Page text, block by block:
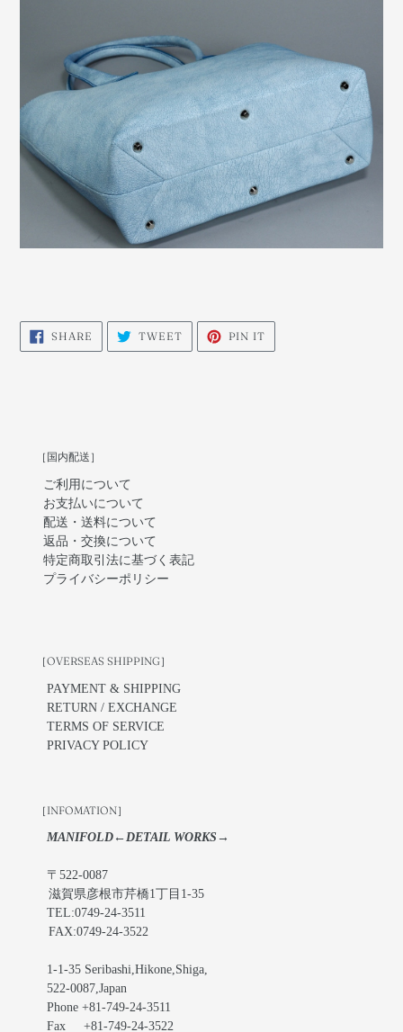
SHARE SHARE
FACEBOOK
TWEETTWEET
TWITTER
PIN IT
PINTEREST
［国内配送］
ご利用について
お支払いについて
配送・送料について
返品・交換について
特定商取引法に基づく表記
プライバシーポリシー
［OVERSEAS SHIPPING］
PAYMENT & SHIPPING
RETURN / EXCHANGE
TERMS OF SERVICE
PRIVACY POLICY
［INFOMATION］
MANIFOLD←DETAIL WORKS→
〒522-0087
滋賀県彦根市芹橋1丁目1-35
TEL:0749-24-3511
FAX:0749-24-3522
1-1-35 Seribashi,Hikone,Shiga,
522-0087,Japan
Phone +81-749-24-3511
Fax +81-749-24-3522